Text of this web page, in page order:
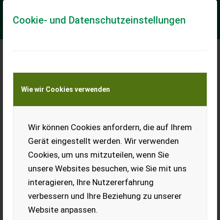
Cookie- und Datenschutzeinstellungen
Wie wir Cookies verwenden
Wir können Cookies anfordern, die auf Ihrem
Gerät eingestellt werden. Wir verwenden
Cookies, um uns mitzuteilen, wenn Sie
unsere Websites besuchen, wie Sie mit uns
interagieren, Ihre Nutzererfahrung
verbessern und Ihre Beziehung zu unserer
Website anpassen.
Meine Transportkostenanfrage
Transport von Land- und Baumaschinen –
KEINE Tiertransporte
Greentec HS 242 Astschere /Heckenschere für
Bagger
Radlader /Traktor /Geräteträger-Lagergerät-Aktion
VOGT Profitechnik aus Schmallenberg – Ihr führender
Anbieter für professionelle Landschaftspflegetechnik =
EUR 0